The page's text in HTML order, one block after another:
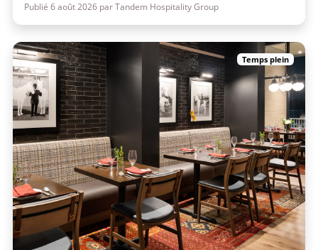
Publié 6 août 2026 par Tandem Hospitality Group
Temps plein